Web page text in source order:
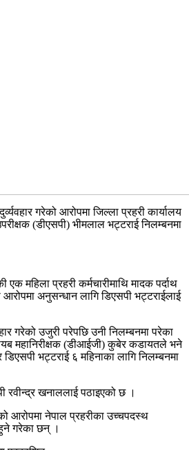
गरेको आरोपमा जिल्ला प्रहरी कार्यालय
(डीएसपी) भीमलाल भट्टराई निलम्बनमा
एक महिला प्रहरी कर्मचारीमाथि मादक पर्दाथ
आरोपमा अनुसन्धान लागि डिएसपी भट्टराईलाई
गरेको उजुरी परेपछि उनी निलम्बनमा परेका
महानिरीक्षक (डीआईजी) कुबेर कडायतले भने
भट्टराई ६ महिनाका लागि निलम्बनमा
रवीन्द्र खनाललाई पठाइएको छ ।
आरोपमा नेपाल प्रहरीका उच्चपदस्थ
गरेका छन् ।